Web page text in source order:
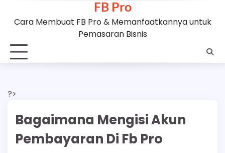
FB Pro
Cara Membuat FB Pro & Memanfaatkannya untuk
Pemasaran Bisnis
?>
Bagaimana Mengisi Akun
Pembayaran Di Fb Pro